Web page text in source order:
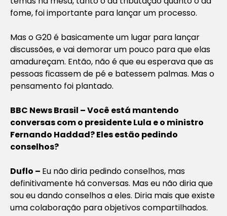
fome, foi importante para lançar um processo.
Mas o G20 é basicamente um lugar para lançar
discussões, e vai demorar um pouco para que elas
amadureçam. Então, não é que eu esperava que as
pessoas ficassem de pé e batessem palmas. Mas o
pensamento foi plantado.
BBC News Brasil – Você está mantendo
conversas com o presidente Lula e o ministro
Fernando Haddad? Eles estão pedindo
conselhos?
Duflo – Eu não diria pedindo conselhos, mas
definitivamente há conversas. Mas eu não diria que
sou eu dando conselhos a eles. Diria mais que existe
uma colaboração para objetivos compartilhados.